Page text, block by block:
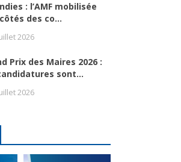
: l’AMF mobilisée
des co...
2026
Prix des Maires 2026 :
sont...
2026